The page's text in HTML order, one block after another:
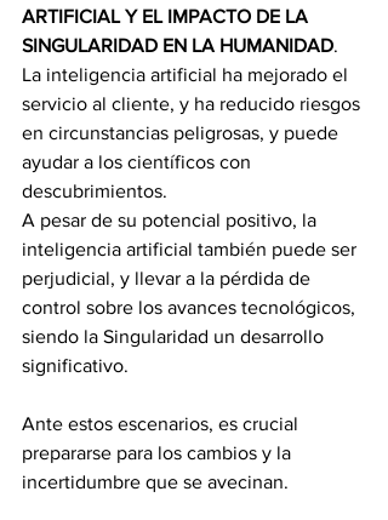
ARTIFICIAL Y EL IMPACTO DE LA
SINGULARIDAD EN LA HUMANIDAD.
La inteligencia artificial ha mejorado el
servicio al cliente, y ha reducido riesgos
en circunstancias peligrosas, y puede
ayudar a los científicos con
descubrimientos.
A pesar de su potencial positivo, la
inteligencia artificial también puede ser
perjudicial, y llevar a la pérdida de
control sobre los avances tecnológicos,
siendo la Singularidad un desarrollo
significativo.
Ante estos escenarios, es crucial
prepararse para los cambios y la
incertidumbre que se avecinan.